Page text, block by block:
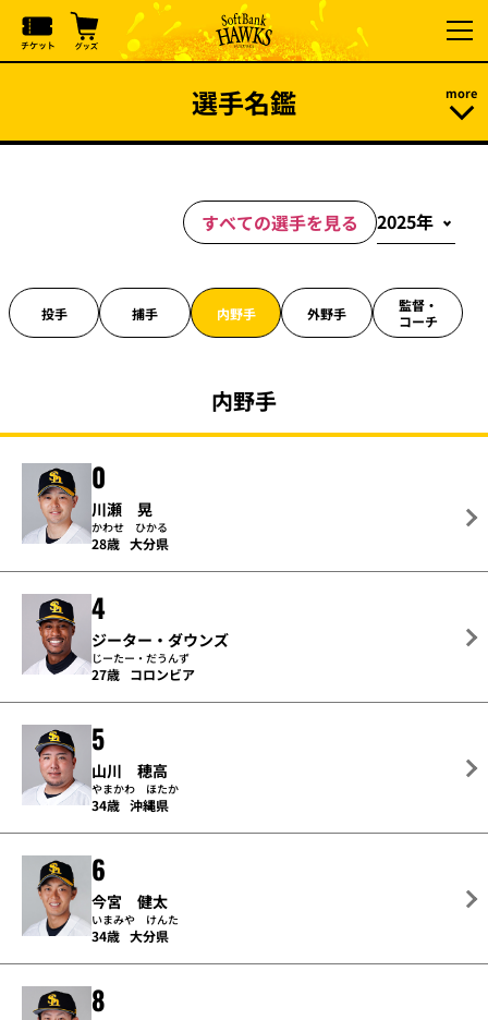
選手名鑑
すべての選手を見る
投手 捕手 内野手 外野手
監督・
コーチ
内野手
0
川瀬 晃
かわせ ひかる
28歳 大分県
4
ジーター・ダウンズ
じーたー・だうんず
27歳 コロンビア
5
山川 穂高
やまかわ ほたか
34歳 沖縄県
6
今宮 健太
いまみや けんた
34歳 大分県
8